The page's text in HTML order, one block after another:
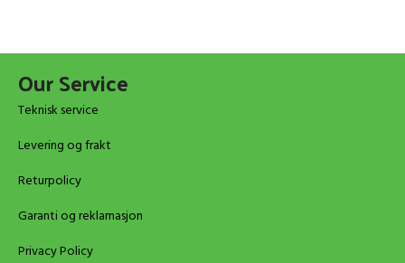
Our Service
Teknisk service
Levering og frakt
Returpolicy
Garanti og reklamasjon
Privacy Policy